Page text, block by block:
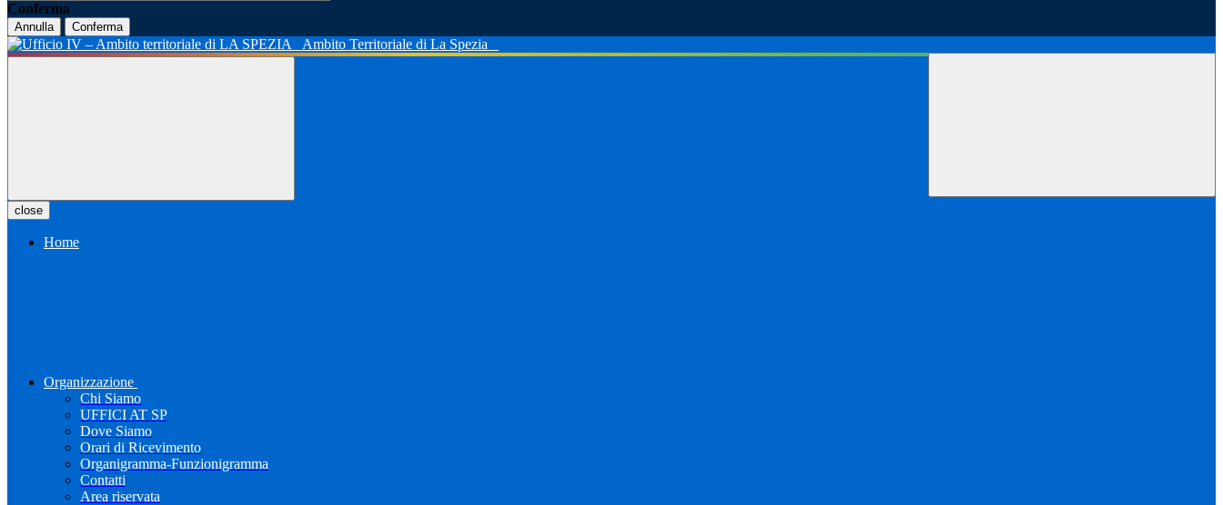
Conferma
Annulla Conferma
Ambito Territoriale di La Spezia
close
Home
Organizzazione
Chi Siamo
UFFICI AT SP
Dove Siamo
Orari di Ricevimento
Organigramma-Funzionigramma
Contatti
Area riservata